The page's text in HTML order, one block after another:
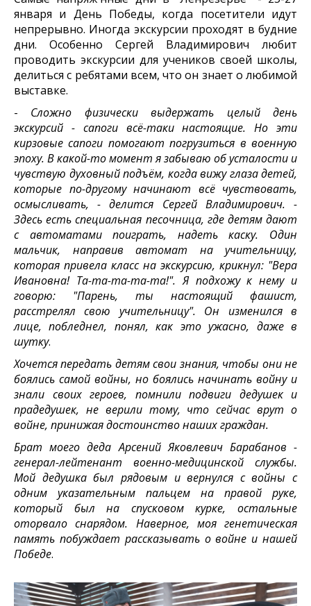
января и День Победы, когда посетители идут
непрерывно. Иногда экскурсии проходят в будние
дни. Особенно Сергей Владимирович любит
проводить экскурсии для учеников своей школы,
делиться с ребятами всем, что он знает о любимой
выставке.
- Сложно физически выдержать целый день
экскурсий - сапоги всё-таки настоящие. Но эти
кирзовые сапоги помогают погрузиться в военную
эпоху. В какой-то момент я забываю об усталости и
чувствую духовный подъём, когда вижу глаза детей,
которые по-другому начинают всё чувствовать,
осмысливать, - делится Сергей Владимирович. -
Здесь есть специальная песочница, где детям дают
с автоматами поиграть, надеть каску. Один
мальчик, направив автомат на учительницу,
которая привела класс на экскурсию, крикнул: "Вера
Ивановна! Та-та-та-та-та!". Я подхожу к нему и
говорю: "Парень, ты настоящий фашист,
расстрелял свою учительницу". Он изменился в
лице, побледнел, понял, как это ужасно, даже в
шутку.
Хочется передать детям свои знания, чтобы они не
боялись самой войны, но боялись начинать войну и
знали своих героев, помнили подвиги дедушек и
прадедушек, не верили тому, что сейчас врут о
войне, принижая достоинство наших граждан.
Брат моего деда Арсений Яковлевич Барабанов -
генерал-лейтенант военно-медицинской службы.
Мой дедушка был рядовым и вернулся с войны с
одним указательным пальцем на правой руке,
который был на спусковом курке, остальные
оторвало снарядом. Наверное, моя генетическая
память побуждает рассказывать о войне и нашей
Победе.